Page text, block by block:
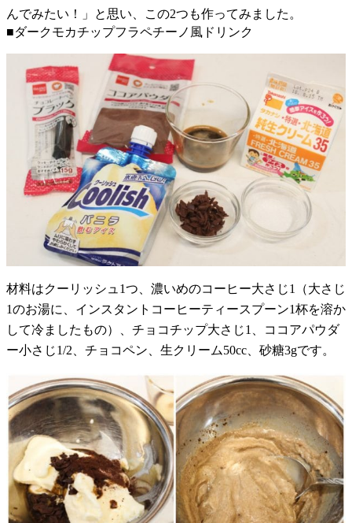
んでみたい！」と思い、この2つも作ってみました。
■ダークモカチップフラペチーノ風ドリンク
材料はクーリッシュ1つ、濃いめのコーヒー大さじ1（大さじ
1のお湯に、インスタントコーヒーティースプーン1杯を溶か
して冷ましたもの）、チョコチップ大さじ1、ココアパウダ
ー小さじ1/2、チョコペン、生クリーム50cc、砂糖3gです。